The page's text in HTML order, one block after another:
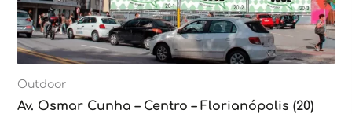
Outdoor
Av. Osmar Cunha – Centro – Florianópolis (20)